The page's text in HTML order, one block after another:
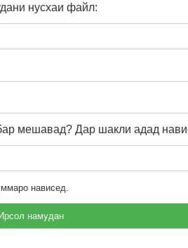
нусхаи файл:
мешавад? Дар шакли адад
нависед.
Ирсол намудан